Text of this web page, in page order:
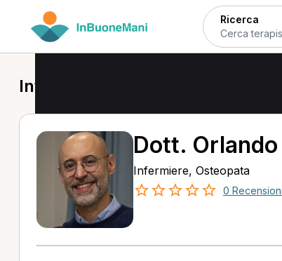
Ricerca
Infermiere a Feltre
Dott.
Infermiere, Osteopata
0 Recensioni